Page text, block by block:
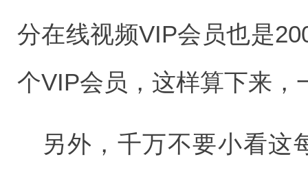
分在线视频VIP会员也是
个VIP会员，这样算下来，
另外，千万不要小看这